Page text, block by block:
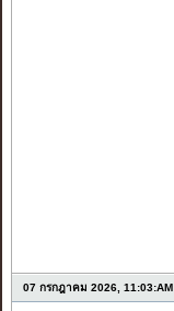
07 กรกฎาคม 2026, 11:03:AM